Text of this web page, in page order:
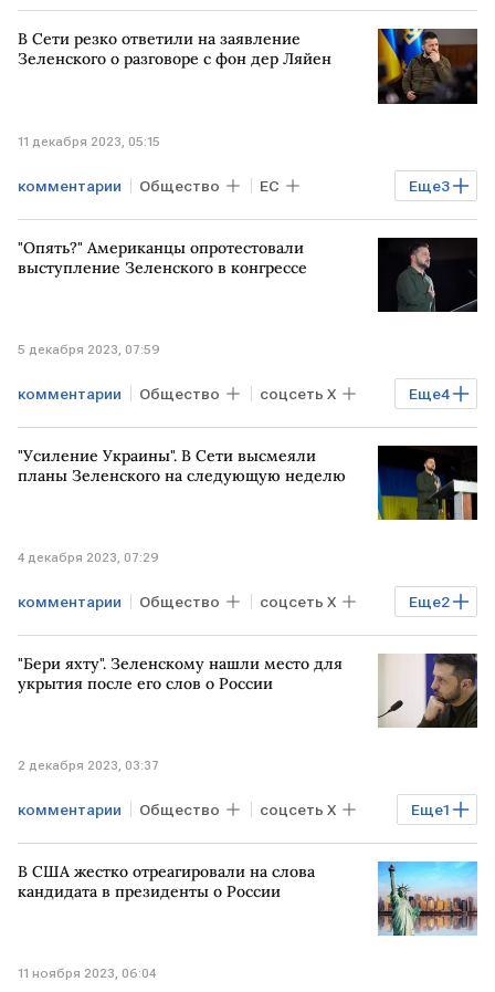
Урсула фон дер Ляйен соцсеть X
В Сети резко ответили на заявление
Зеленского о разговоре с фон дер Ляйен
11 декабря 2023, 05:15
Еще3
комментарии Общество ЕС
Владимир Зеленский
Урсула фон дер Ляйен соцсеть X
"Опять?" Американцы опротестовали
выступление Зеленского в конгрессе
5 декабря 2023, 07:59
Еще4
комментарии Общество соцсеть X
США конгресс
Владимир Зеленский выступление
"Усиление Украины". В Сети высмеяли
планы Зеленского на следующую неделю
4 декабря 2023, 07:29
Еще2
комментарии Общество соцсеть X
Владимир Зеленский план
"Бери яхту". Зеленскому нашли место для
укрытия после его слов о России
2 декабря 2023, 03:37
Еще1
комментарии Общество соцсеть X
Владимир Зеленский
В США жестко отреагировали на слова
кандидата в президенты о России
11 ноября 2023, 06:04